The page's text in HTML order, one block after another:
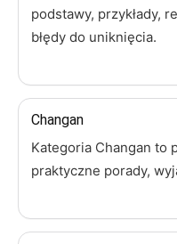
podstawy, przykłady,
błędy do uniknięcia.
Changan
Kategoria Changan to
praktyczne porady,